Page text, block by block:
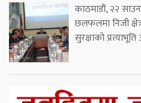
काठमाडौं, २२
छलफलमा निजी
सुरक्षाको